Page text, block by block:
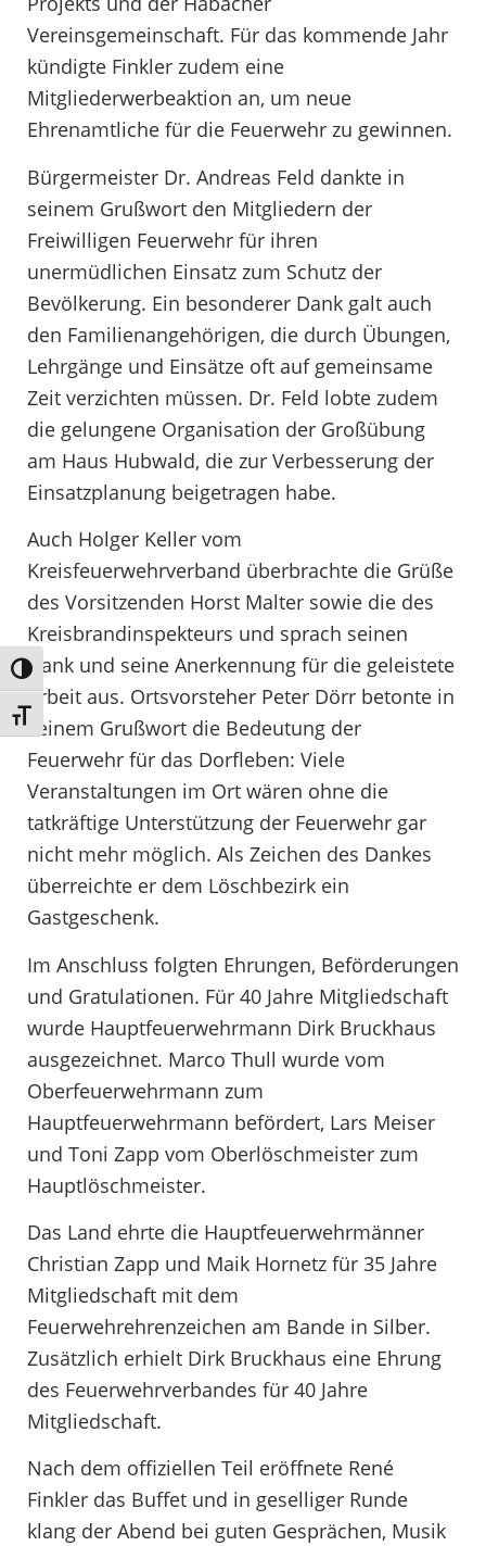
Umschalten auf hohe Kontraste
Schrift vergrößern
Vereinsgemeinschaft. Für das kommende Jahr
kündigte Finkler zudem eine
Mitgliederwerbeaktion an, um neue
Ehrenamtliche für die Feuerwehr zu gewinnen.
Bürgermeister Dr. Andreas Feld dankte in
seinem Grußwort den Mitgliedern der
Freiwilligen Feuerwehr für ihren
unermüdlichen Einsatz zum Schutz der
Bevölkerung. Ein besonderer Dank galt auch
den Familienangehörigen, die durch Übungen,
Lehrgänge und Einsätze oft auf gemeinsame
Zeit verzichten müssen. Dr. Feld lobte zudem
die gelungene Organisation der Großübung
am Haus Hubwald, die zur Verbesserung der
Einsatzplanung beigetragen habe.
Auch Holger Keller vom
Kreisfeuerwehrverband überbrachte die Grüße
des Vorsitzenden Horst Malter sowie die des
Kreisbrandinspekteurs und sprach seinen
Dank und seine Anerkennung für die geleistete
Arbeit aus. Ortsvorsteher Peter Dörr betonte in
seinem Grußwort die Bedeutung der
Feuerwehr für das Dorfleben: Viele
Veranstaltungen im Ort wären ohne die
tatkräftige Unterstützung der Feuerwehr gar
nicht mehr möglich. Als Zeichen des Dankes
überreichte er dem Löschbezirk ein
Gastgeschenk.
Im Anschluss folgten Ehrungen, Beförderungen
und Gratulationen. Für 40 Jahre Mitgliedschaft
wurde Hauptfeuerwehrmann Dirk Bruckhaus
ausgezeichnet. Marco Thull wurde vom
Oberfeuerwehrmann zum
Hauptfeuerwehrmann befördert, Lars Meiser
und Toni Zapp vom Oberlöschmeister zum
Hauptlöschmeister.
Das Land ehrte die Hauptfeuerwehrmänner
Christian Zapp und Maik Hornetz für 35 Jahre
Mitgliedschaft mit dem
Feuerwehrehrenzeichen am Bande in Silber.
Zusätzlich erhielt Dirk Bruckhaus eine Ehrung
des Feuerwehrverbandes für 40 Jahre
Mitgliedschaft.
Nach dem offiziellen Teil eröffnete René
Finkler das Buffet und in geselliger Runde
klang der Abend bei guten Gesprächen, Musik